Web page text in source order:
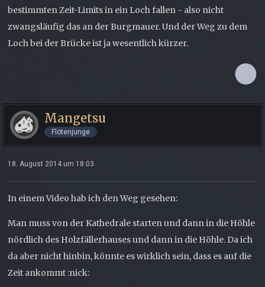
bestimmten Zeit-Limits in ein Loch fallen - also nicht
zwangsläufig das an der Burgmauer. Und der Weg zu dem
Loch bei der Brücke ist ja wesentlich kürzer.
Mangetsu
Flötenjunge
18. August 2014 um 18:03
In einem Video hab ich den Weg gesehen:
Man muss von der Kathedrale starten und dann in die Höhle
nördlich des Holzfällerhauses und dann in die Höhle. Da ich
da aber nicht hinbin, könnte es wirklich sein, dass es auf die
Zeit ankommt :nick: